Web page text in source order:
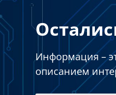
Информация –
описанием